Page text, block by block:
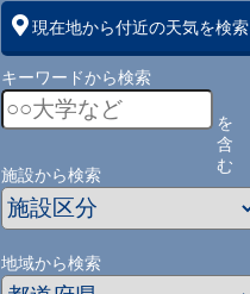
現在地から付近の天気を検索
キーワードから検索
を
含
む
施設から検索
地域から検索